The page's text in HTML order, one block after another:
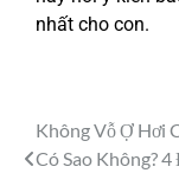
nhất cho con.
Không Vỗ Ợ Hơi
Có Sao Không?